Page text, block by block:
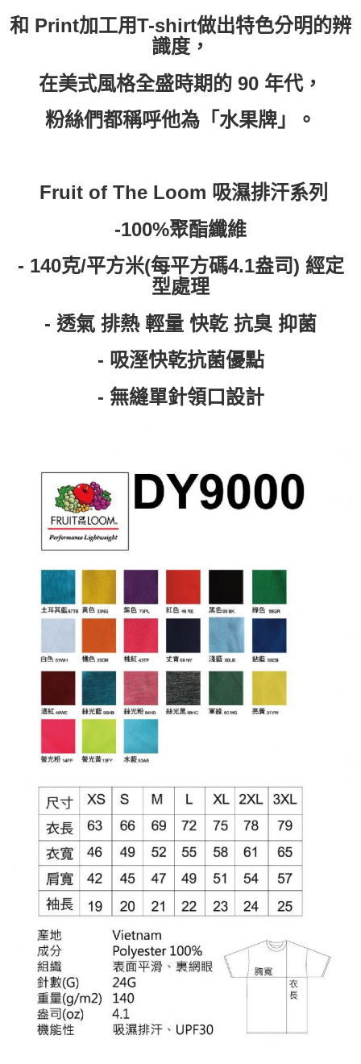
和 Print加工用T-shirt做出特色分明的辨
識度，
在美式風格全盛時期的 90 年代，
粉絲們都稱呼他為「水果牌」。
Fruit of The Loom 吸濕排汗系列
-100%聚酯纖維
- 140克/平方米(每平方碼4.1盎司) 經定
型處理
- 透氣 排熱 輕量 快乾 抗臭 抑菌
- 吸溼快乾抗菌優點
- 無縫單針領口設計